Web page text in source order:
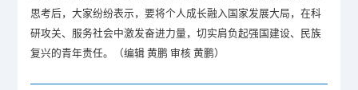
思考后，大家纷纷表示，要将个人成长融入国家发展大局，在科
研攻关、服务社会中激发奋进力量，切实肩负起强国建设、民族
复兴的青年责任。（编辑 黄鹏 审核 黄鹏）